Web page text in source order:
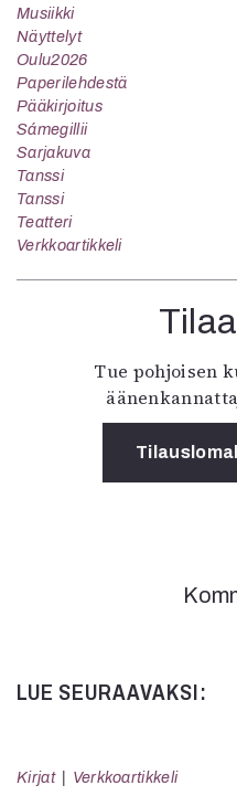
Musiikki
Näyttelyt
Oulu2026
Paperilehdestä
Pääkirjoitus
Sámegillii
Sarjakuva
Tanssi
Tanssi
Teatteri
Verkkoartikkeli
Tue pohjoisen
LUE SEURAAVAKSI:
Kirjat Verkkoartikkeli